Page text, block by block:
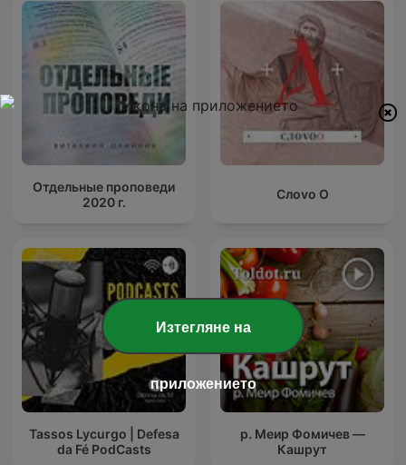
Отдельные проповеди
2020 г.
Слоvо О
Tassos Lycurgo | Defesa
da Fé PodCasts
р. Меир Фомичев —
Кашрут
Изтегляне на
приложението